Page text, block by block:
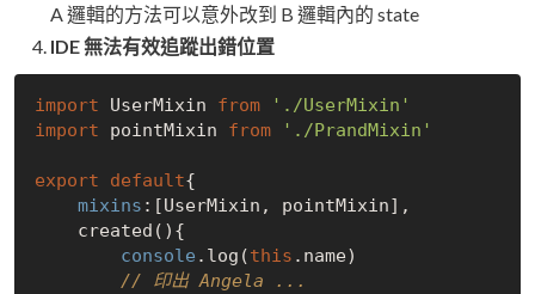
A 邏輯的方法可以意外改到 B 邏輯內的 state
IDE 無法有效追蹤出錯位置
import UserMixin from
'./UserMixin'
import pointMixin from './PrandMixin'
export default{
mixins :[UserMixin, pointMixin],
console .log(this .name)
// 印出 Angela ...